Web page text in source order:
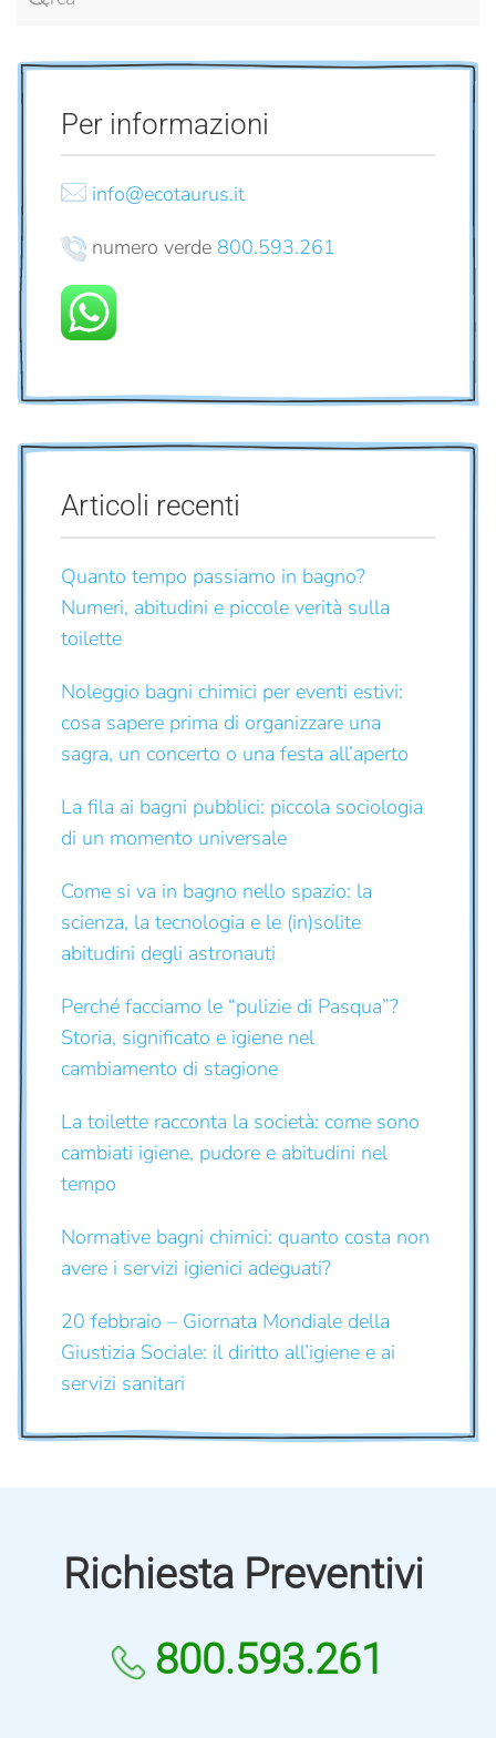
Per informazioni
info@ecotaurus.it
numero verde 800.593.261
Articoli recenti
Quanto tempo passiamo in bagno?
Numeri, abitudini e piccole verità sulla
toilette
Noleggio bagni chimici per eventi estivi:
cosa sapere prima di organizzare una
sagra, un concerto o una festa all’aperto
La fila ai bagni pubblici: piccola sociologia
di un momento universale
Come si va in bagno nello spazio: la
scienza, la tecnologia e le (in)solite
abitudini degli astronauti
Perché facciamo le “pulizie di Pasqua”?
Storia, significato e igiene nel
cambiamento di stagione
La toilette racconta la società: come sono
cambiati igiene, pudore e abitudini nel
tempo
Normative bagni chimici: quanto costa non
avere i servizi igienici adeguati?
20 febbraio – Giornata Mondiale della
Giustizia Sociale: il diritto all’igiene e ai
servizi sanitari
Richiesta Preventivi
800.593.261